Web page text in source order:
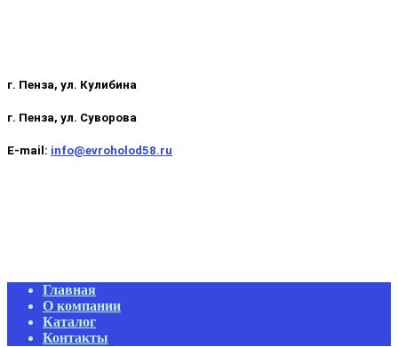
г. Пенза, ул. Кулибина
г. Пенза, ул. Суворова
E-mail: info@evroholod58.ru
Primary
Navigation
Menu
Главная
О компании
Каталог
Контакты